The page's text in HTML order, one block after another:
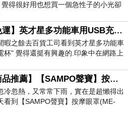
得很好用也想買一個急性子的小光卻
【滿額免運】英才星多功能車用USB充電杯- 限時商品比價
暇之餘去百貨工司看到英才星多功能車
杯" 覺得還挺有興趣的.印象中在網路上
【熱賣商品推薦】【SAMPO聲寶】按摩眼罩(ME-D1110YL) 特惠暢銷商品
冷忽熱，又常常下雨，實在是超懶得出
看到【SAMPO聲寶】按摩眼罩(ME-